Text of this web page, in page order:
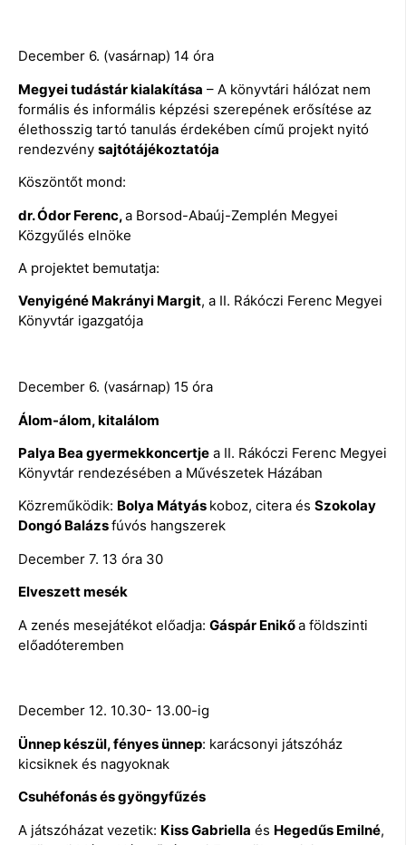
December 6. (vasárnap) 14 óra
Megyei tudástár kialakítása – A könyvtári hálózat nem
formális és informális képzési szerepének erősítése az
élethosszig tartó tanulás érdekében című projekt nyitó
rendezvény sajtótájékoztatója
Köszöntőt mond:
dr. Ódor Ferenc,a Borsod-Abaúj-Zemplén Megyei
Közgyűlés elnöke
A projektet bemutatja:
Venyigéné Makrányi Margit, a II. Rákóczi Ferenc Megyei
Könyvtár igazgatója
December 6. (vasárnap) 15 óra
Álom-álom, kitalálom
Palya Bea gyermekkoncertje a II. Rákóczi Ferenc Megyei
Könyvtár rendezésében a Művészetek Házában
Közreműködik: Bolya Mátyás koboz, citera és Szokolay
Dongó Balázsfúvós hangszerek
December 7. 13 óra 30
Elveszett mesék
A zenés mesejátékot előadja: Gáspár Enikőa földszinti
előadóteremben
December 12. 10.30- 13.00-ig
Ünnep készül, fényes ünnep: karácsonyi játszóház
kicsiknek és nagyoknak
Csuhéfonás és gyöngyfűzés
A játszóházat vezetik: Kiss Gabriella és Hegedűs Emilné,